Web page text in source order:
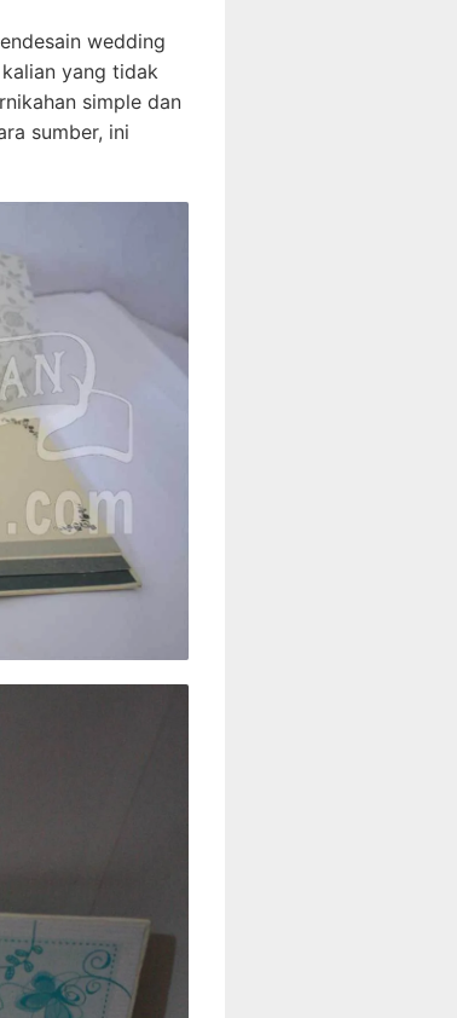
wedding
yang tidak
simple dan
sumber, ini